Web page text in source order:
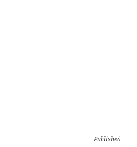
Published